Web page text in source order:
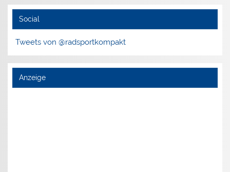
Social
Tweets von @radsportkompakt
Anzeige